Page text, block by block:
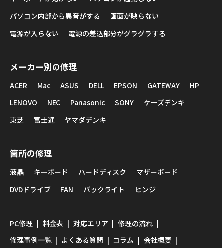
パソコン内部から異音がする
画面が映らない
電源が入らない
電源の差込部分がグラグラする
メーカー別の修理
ACER Mac ASUS DELL EPSON GATEWAY
HP
LENOVO
NEC Panasonic SONY
ケーズデンキ
東芝
富士通 ヤマダデンキ
箇所の修理
液晶 キーボード ハードディスク
マザーボード
DVDドライブ
FAN バックライト ヒンジ
PC修理 料金表 対応エリア
修理の流れ
修理事例一覧
よくある質問 コラム 会社概要